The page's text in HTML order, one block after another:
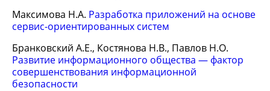
Максимова Н.А. Разработка приложений на основе
сервис-ориентированных систем
Бранковский А.Е., Костянова Н.В., Павлов Н.О.
Развитие информационного общества — фактор
совершенствования информационной
безопасности